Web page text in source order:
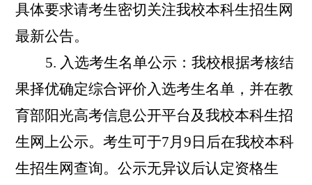
具体要求请考生密切关注我校本科生招生网
最新公告。
5. 入选考生名单公示：我校根据考核结
果择优确定综合评价入选考生名单，并在教
育部阳光高考信息公开平台及我校本科生招
生网上公示。考生可于7 月9 日后在我校本科
生招生网查询。公示无异议后认定资格生